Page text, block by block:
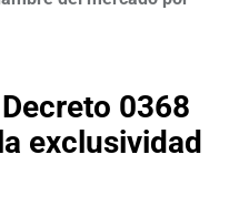
0368
exclusividad